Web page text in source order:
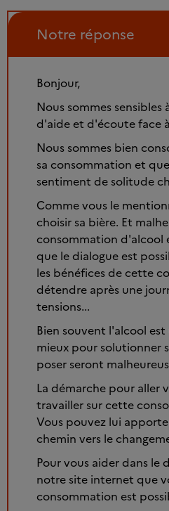
Notre réponse
Bonjour,
Nous sommes
d'aide et d'écoute face
Nous sommes bien
sa consommation et
sentiment de solitude
Comme vous le
choisir sa bière. Et
consommation d'alcool
que le dialogue est
les bénéfices de cette
détendre après une
tensions...
Bien souvent l'alcool
mieux pour solutionner
poser seront
La démarche pour aller
travailler sur cette
Vous pouvez lui
chemin vers le
Pour vous aider dans le
notre site internet que
consommation est